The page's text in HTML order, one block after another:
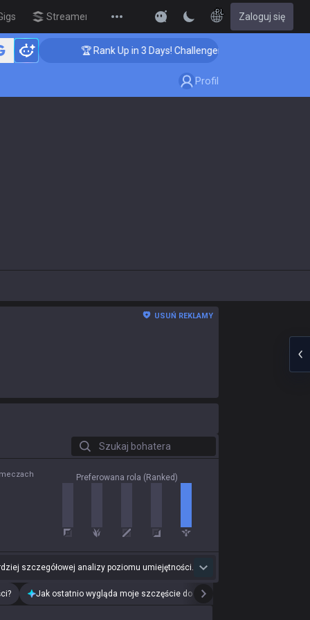
Streamer Overlay PL Zaloguj się
🏆 Rank Up in 3 Days! Challenger Coaching
Profil
USUŃ REKLAMY
Szukaj bohatera
Preferowana rola (Ranked)
szczegółowej analizy poziomu umiejętności.
Jak ostatnio wygląda moje szczęście do drużyn?